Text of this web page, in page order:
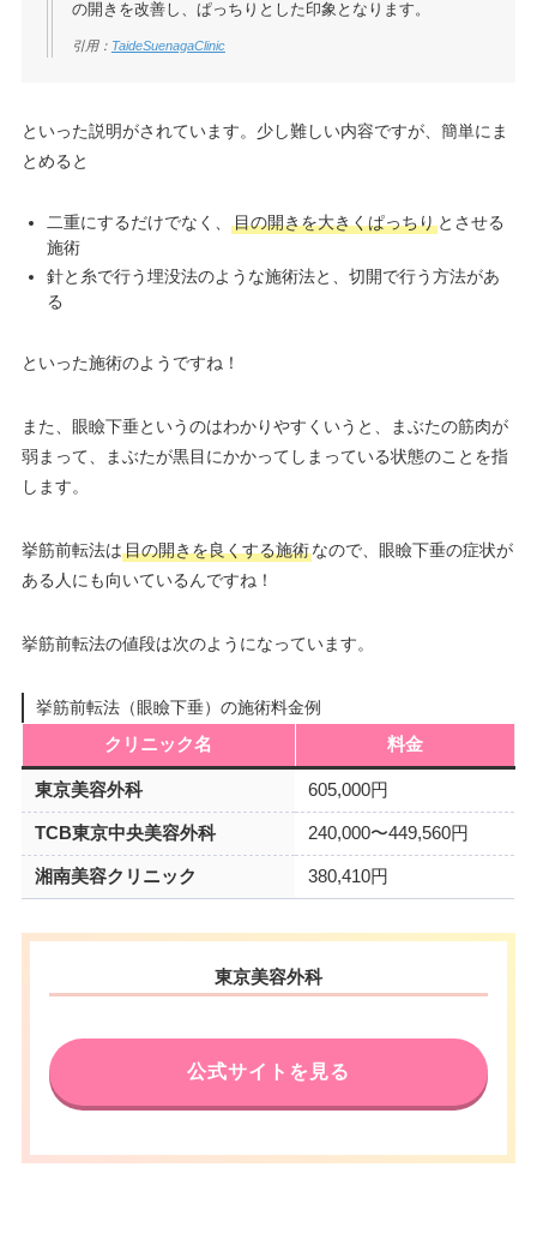
の開きを改善し、ぱっちりとした印象となります。
引用： TaideSuenagaClinic
といった説明がされています。少し難しい内容ですが、簡単にま
とめると
二重にするだけでなく、 目の開きを大きくぱっちりとさせる
施術
針と糸で行う埋没法のような施術法と、切開で行う方法があ
る
といった施術のようですね！
また、眼瞼下垂というのはわかりやすくいうと、まぶたの筋肉が
弱まって、まぶたが黒目にかかってしまっている状態のことを指
します。
挙筋前転法は目の開きを良くする施術なので、眼瞼下垂の症状が
ある人にも向いているんですね！
挙筋前転法の値段は次のようになっています。
挙筋前転法（眼瞼下垂）の施術料金例
クリニック名
料金
東京美容外科 605,000円
TCB東京中央美容外科 240,000〜449,560円
湘南美容クリニック 380,410円
東京美容外科
公式サイトを見る